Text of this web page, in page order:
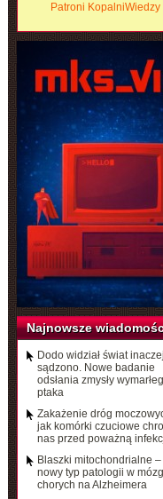
Patroni KopalniWiedzy
Najnowsze
Dodo widział świat
sądzono. Nowe badanie
odsłania zmysły
ptaka
Zakażenie dróg
jak komórki czuciowe
nas przed poważną
Blaszki mitochondrialne –
nowy typ patologii w
chorych na Alzheimera